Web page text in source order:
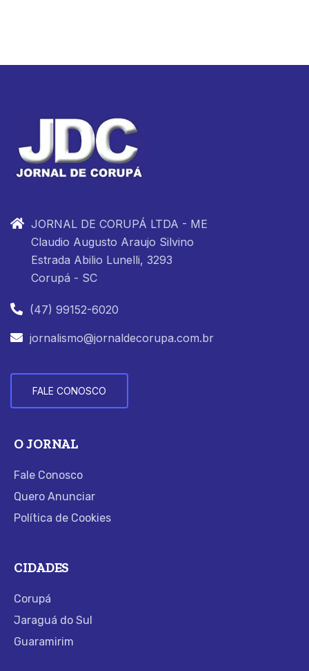
JORNAL DE CORUPÁ LTDA - ME
Claudio Augusto Araujo Silvino
Estrada Abilio Lunelli, 3293
Corupá - SC
(47) 99152-6020
jornalismo@jornaldecorupa.com.br
FALE CONOSCO
O JORNAL
Fale Conosco
Quero Anunciar
Política de Cookies
CIDADES
Corupá
Jaraguá do Sul
Guaramirim